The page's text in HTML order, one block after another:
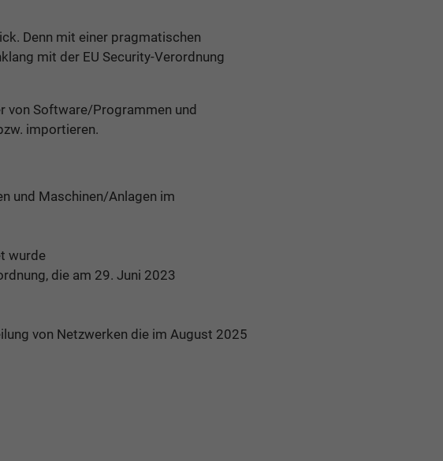
Denn mit einer pragmatischen
mit der EU Security-Verordnung
von Software/Programmen und
importieren.
und Maschinen/Anlagen im
wurde
die am 29. Juni 2023
von Netzwerken die im August 2025